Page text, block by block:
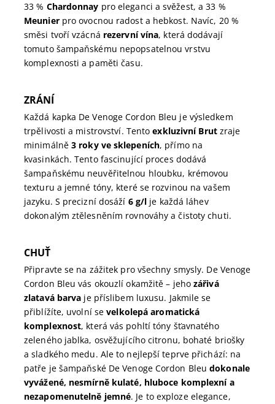
33 % Chardonnay pro eleganci a svěžest, a 33 %
Meunierpro ovocnou radost a hebkost. Navíc, 20 %
směsi tvoří vzácná rezervní vína, která dodávají
tomuto šampaňskému nepopsatelnou vrstvu
komplexnosti a paměti času.
ZRÁNÍ
Každá kapka De Venoge Cordon Bleu je výsledkem
trpělivosti a mistrovství. Tentoexkluzivní Brutzraje
minimálně 3 roky ve sklepeních, přímo na
kvasinkách. Tento fascinující proces dodává
šampaňskému neuvěřitelnou hloubku, krémovou
texturu a jemné tóny, které se rozvinou na vašem
jazyku. S precizní dosáží 6 g/l je každá láhev
dokonalým ztělesněním rovnováhy a čistoty chuti.
CHUŤ
Připravte se na zážitek pro všechny smysly. De Venoge
Cordon Bleu vás okouzlí okamžitě – jehozářivá
zlatavá barva je příslibem luxusu. Jakmile se
přiblížíte, uvolní sevelkolepá aromatická
komplexnost, která vás pohltí tóny šťavnatého
zeleného jablka, osvěžujícího citronu, bohaté briošky
a sladkého medu. Ale to nejlepší teprve přichází: na
patře je šampaňské De Venoge Cordon Bleudokonale
vyvážené, nesmírně kulaté, hluboce komplexní a
nezapomenutelně jemné. Je to exploze elegance,